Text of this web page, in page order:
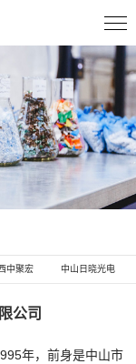
中聚宏 中山日晓光电
公司
年，前身是中山市